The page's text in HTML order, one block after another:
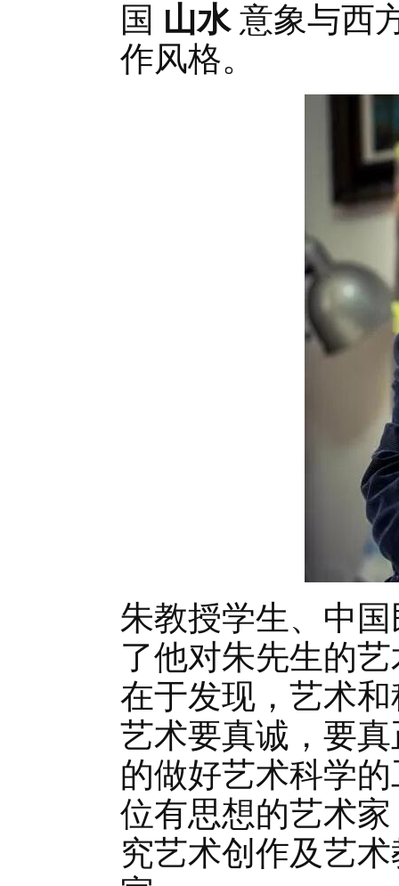
国 山水意象与西
作风格。
朱教授学生、中
了他对朱先生的
在于发现，艺术
艺术要真诚，要
的做好艺术科学
位有思想的艺术
究艺术创作及艺